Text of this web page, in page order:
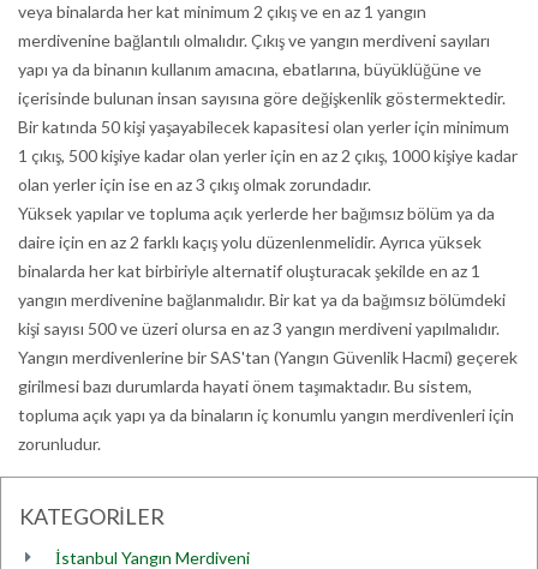
veya binalarda her kat minimum 2 çıkış ve en az 1 yangın
merdivenine bağlantılı olmalıdır. Çıkış ve yangın merdiveni sayıları
yapı ya da binanın kullanım amacına, ebatlarına, büyüklüğüne ve
içerisinde bulunan insan sayısına göre değişkenlik göstermektedir.
Bir katında 50 kişi yaşayabilecek kapasitesi olan yerler için minimum
1 çıkış, 500 kişiye kadar olan yerler için en az 2 çıkış, 1000 kişiye kadar
olan yerler için ise en az 3 çıkış olmak zorundadır.
Yüksek yapılar ve topluma açık yerlerde her bağımsız bölüm ya da
daire için en az 2 farklı kaçış yolu düzenlenmelidir. Ayrıca yüksek
binalarda her kat birbiriyle alternatif oluşturacak şekilde en az 1
yangın merdivenine bağlanmalıdır. Bir kat ya da bağımsız bölümdeki
kişi sayısı 500 ve üzeri olursa en az 3 yangın merdiveni yapılmalıdır.
Yangın merdivenlerine bir SAS'tan (Yangın Güvenlik Hacmi) geçerek
girilmesi bazı durumlarda hayati önem taşımaktadır. Bu sistem,
topluma açık yapı ya da binaların iç konumlu yangın merdivenleri için
zorunludur.
KATEGORİLER
İstanbul Yangın Merdiveni